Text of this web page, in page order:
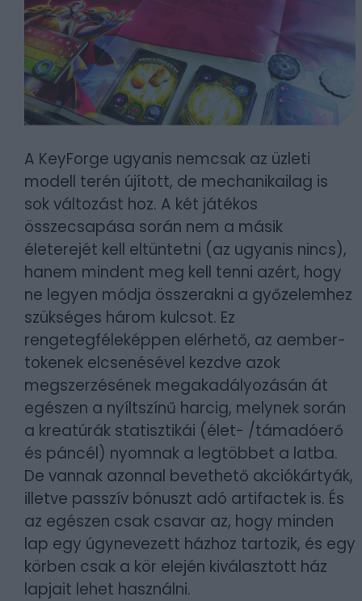
A KeyForge ugyanis nemcsak az üzleti
modell terén újított, de mechanikailag is
sok változást hoz. A két játékos
összecsapása során nem a másik
életerejét kell eltüntetni (az ugyanis nincs),
hanem mindent meg kell tenni azért, hogy
ne legyen módja összerakni a győzelemhez
szükséges három kulcsot. Ez
rengetegféleképpen elérhető, az aember-
tokenek elcsenésével kezdve azok
megszerzésének megakadályozásán át
egészen a nyíltszínű harcig, melynek során
a kreatúrák statisztikái (élet- /támadóerő
és páncél) nyomnak a legtöbbet a latba.
De vannak azonnal bevethető akciókártyák,
illetve passzív bónuszt adó artifactek is. És
az egészen csak csavar az, hogy minden
lap egy úgynevezett házhoz tartozik, és egy
körben csak a kör elején kiválasztott ház
lapjait lehet használni.